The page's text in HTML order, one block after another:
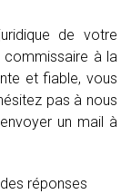
de votre
commissaire à la
et fiable, vous
pas à nous
un mail à
réponses